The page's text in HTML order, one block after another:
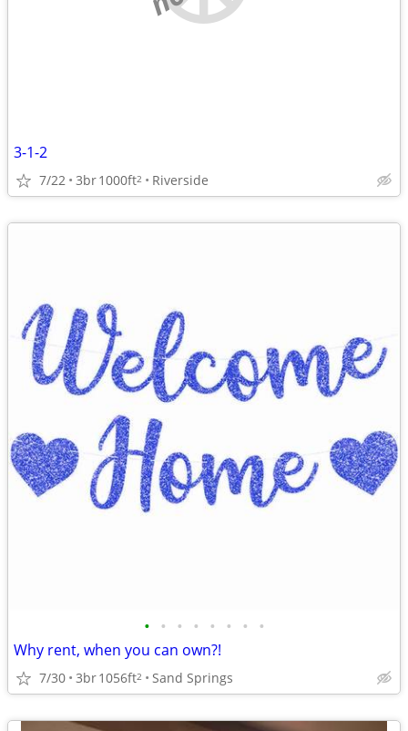
3-1-2
7/22 3br1000ft2 Riverside
• • • • • • • •
Why rent, when you can own?!
7/30 3br1056ft2 Sand Springs